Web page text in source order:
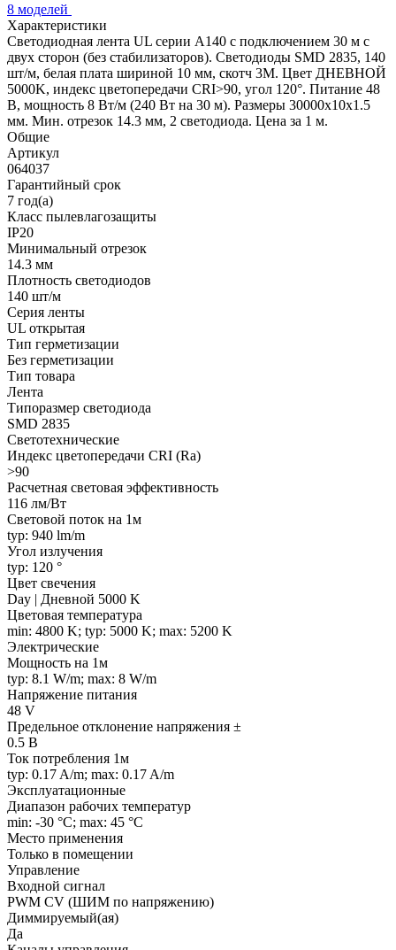
8 моделей
Характеристики
Светодиодная лента UL серии A140 с подключением 30 м с
двух сторон (без стабилизаторов). Светодиоды SMD 2835, 140
шт/м, белая плата шириной 10 мм, скотч 3M. Цвет ДНЕВНОЙ
5000K, индекс цветопередачи CRI>90, угол 120°. Питание 48
В, мощность 8 Вт/м (240 Вт на 30 м). Размеры 30000x10x1.5
мм. Мин. отрезок 14.3 мм, 2 светодиода. Цена за 1 м.
Общие
Артикул
064037
Гарантийный срок
7 год(а)
Класс пылевлагозащиты
IP20
Минимальный отрезок
14.3 мм
Плотность светодиодов
140 шт/м
Серия ленты
UL открытая
Тип герметизации
Без герметизации
Тип товара
Лента
Типоразмер светодиода
SMD 2835
Светотехнические
Индекс цветопередачи CRI (Ra)
>90
Расчетная световая эффективность
116 лм/Вт
Световой поток на 1м
typ: 940 lm/m
Угол излучения
typ: 120 °
Цвет свечения
Day | Дневной 5000 K
Цветовая температура
min: 4800 K; typ: 5000 K; max: 5200 K
Электрические
Мощность на 1м
typ: 8.1 W/m; max: 8 W/m
Напряжение питания
48 V
Предельное отклонение напряжения ±
0.5 В
Ток потребления 1м
typ: 0.17 A/m; max: 0.17 A/m
Эксплуатационные
Диапазон рабочих температур
min: -30 °C; max: 45 °C
Место применения
Только в помещении
Управление
Входной сигнал
PWM СV (ШИМ по напряжению)
Диммируемый(ая)
Да